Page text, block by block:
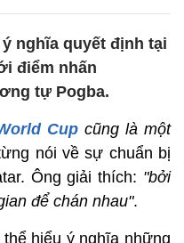
nghĩa quyết định tại
điểm nhấn
tự Pogba.
Cupcũng là một
nói về sự chuẩn bị
Ông giải thích: "bởi
để chán nhau".
hiểu ý nghĩa những